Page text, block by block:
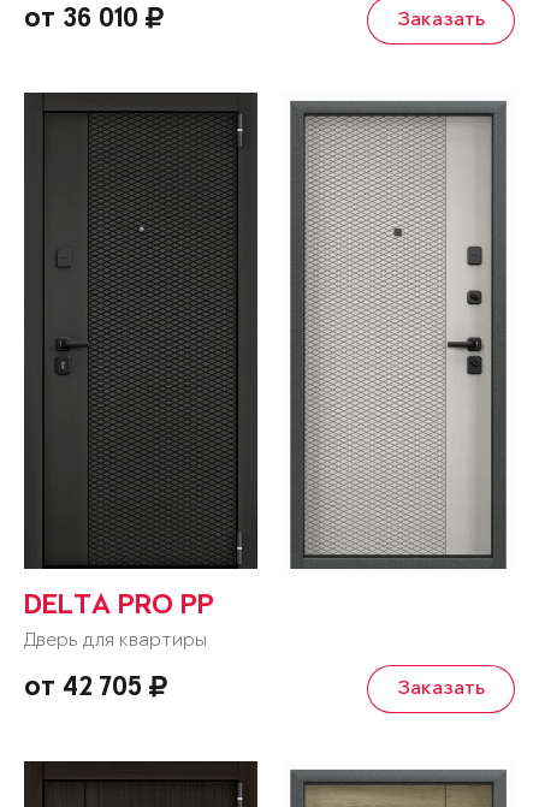
от 36 010 Заказать
DELTA PRO PP
Дверь для квартиры
от 42 705 Заказать